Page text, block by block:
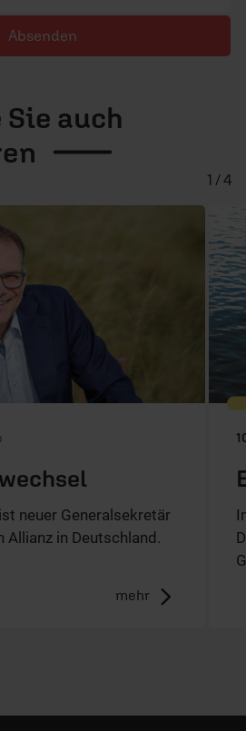
Absenden
Sie auch
neuer Generalsekretär
Allianz in Deutschland.
mehr
1 / 4